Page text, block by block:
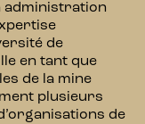
administration
de
en tant que
de la mine
plusieurs
de